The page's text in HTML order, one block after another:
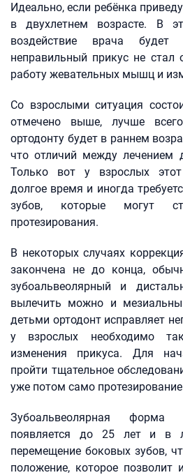
Идеально, если ребёнка
в двухлетнем возрасте. В
воздействие врача будет
неправильный прикус не стал
работу жевательных мышц и
Со взрослыми ситуация
отмечено выше, лучше
ортодонту будет в раннем
что отличий между лечением
Только вот у взрослых этот
долгое время и иногда
зубов, которые могут
протезирования.
В некоторых случаях
закончена не до конца,
зубоальвеолярный и
вылечить можно и
детьми ортодонт исправляет
у взрослых необходимо
изменения прикуса. Для
пройти тщательное
уже потом само
Зубоальвеолярная форма
появляется до 25 лет и в
перемещение боковых зубов,
положение, которое